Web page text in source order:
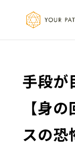
手段が
【身
スの恐